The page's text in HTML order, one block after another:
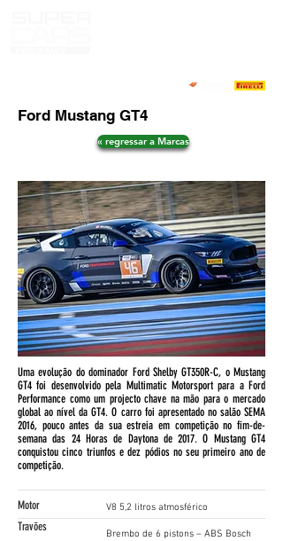
Ford Mustang GT4
« regressar a Marcas
Uma evolução do dominador Ford Shelby GT350R-C, o Mustang
GT4 foi desenvolvido pela Multimatic Motorsport para a Ford
Performance como um projecto chave na mão para o mercado
global ao nível da GT4. O carro foi apresentado no salão SEMA
2016, pouco antes da sua estreia em competição no fim-de-
semana das 24 Horas de Daytona de 2017. O Mustang GT4
conquistou cinco triunfos e dez pódios no seu primeiro ano de
competição.
V8 5,2 litros atmosférico
Brembo de 6 pistons – ABS Bosch
Motor
Travões